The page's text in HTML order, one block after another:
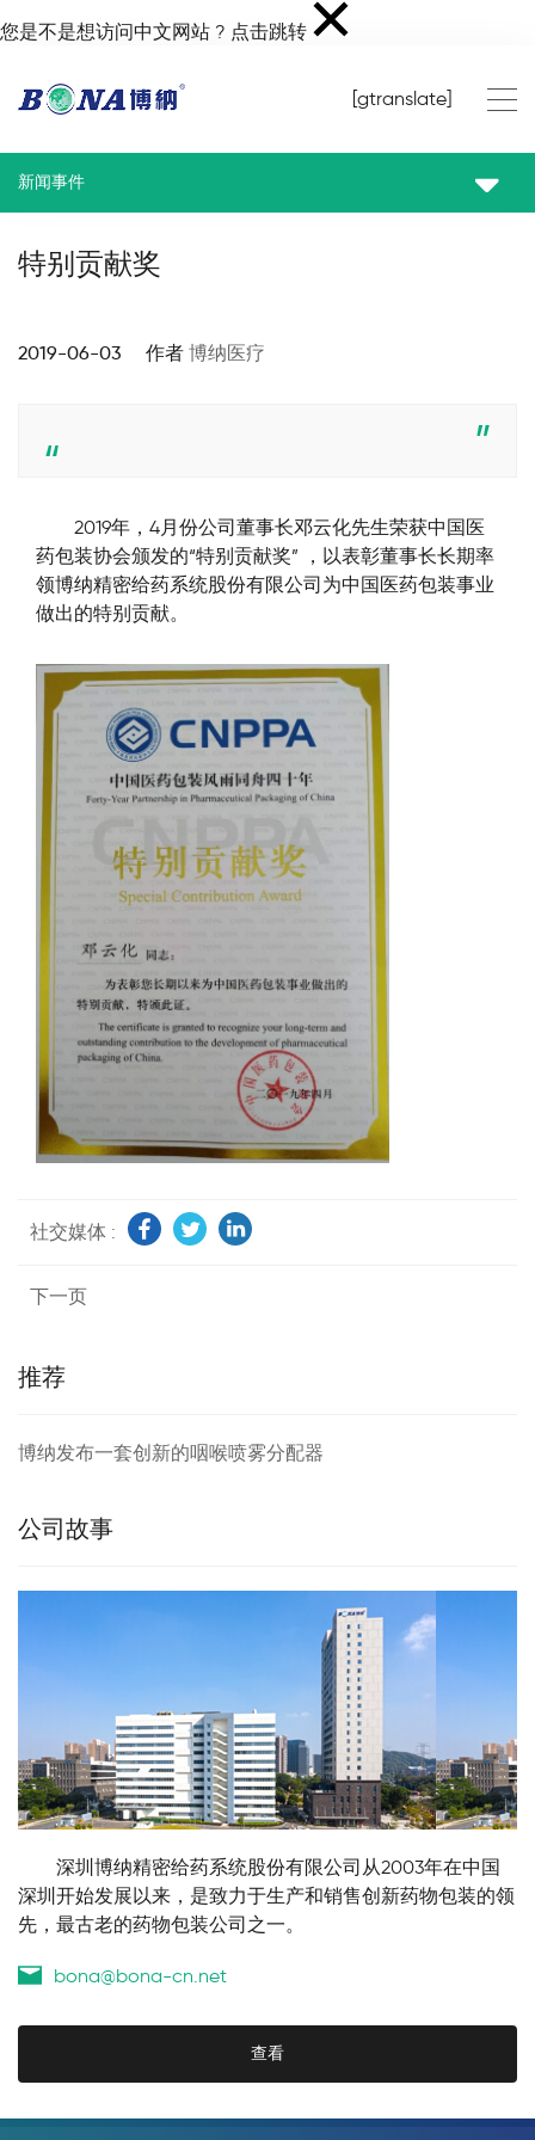
您是不是想访问中文网站 ? 点击跳转
[gtranslate]
新闻事件
特别贡献奖
2019-06-03 作者 博纳医疗
2019年，4月份公司董事长邓云化先生荣获中国医
药包装协会颁发的“特别贡献奖” ，以表彰董事长长期率
领博纳精密给药系统股份有限公司为中国医药包装事业
做出的特别贡献。
社交媒体 :
下一页
推荐
博纳发布一套创新的咽喉喷雾分配器
公司故事
深圳开始发展以来，是致力于生产和销售创新药物包装的领
先，最古老的药物包装公司之一。
bona@bona-cn.net
查看